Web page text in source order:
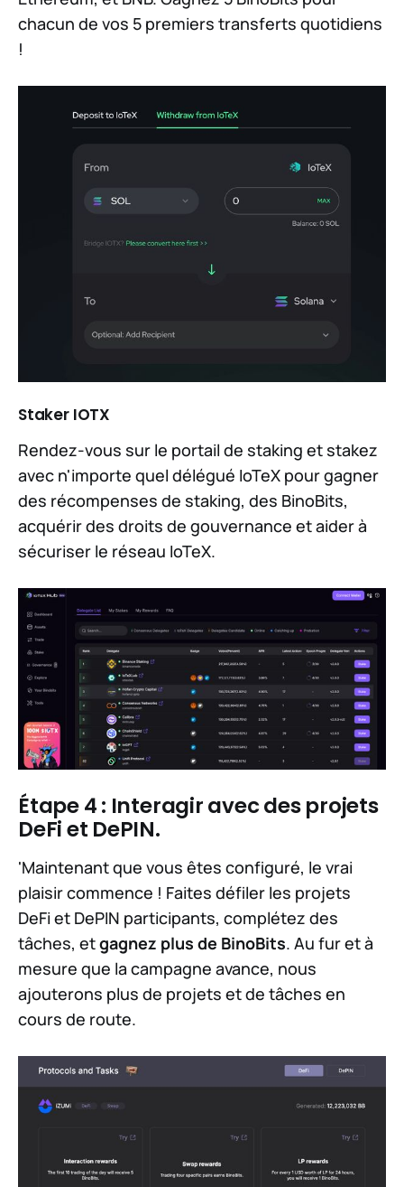
chacun de vos 5 premiers transferts quotidiens
!
Staker IOTX
Rendez-vous sur le portail de staking et stakez
avec n'importe quel délégué IoTeX pour gagner
des récompenses de staking, des BinoBits,
acquérir des droits de gouvernance et aider à
sécuriser le réseau IoTeX.
Étape 4 : Interagir avec des projets
DeFi et DePIN.
'Maintenant que vous êtes configuré, le vrai
plaisir commence ! Faites défiler les projets
DeFi et DePIN participants, complétez des
tâches, etgagnez plus de BinoBits. Au fur et à
mesure que la campagne avance, nous
ajouterons plus de projets et de tâches en
cours de route.